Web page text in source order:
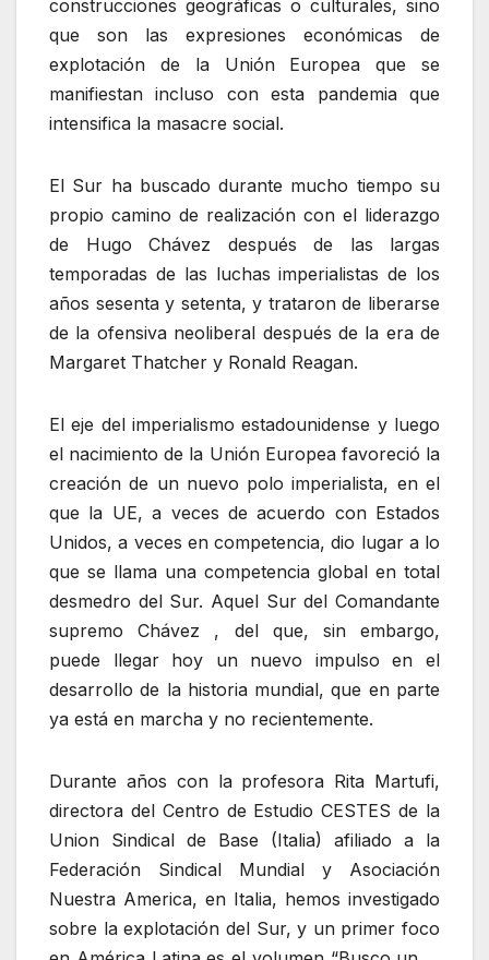
construcciones geográficas o culturales, sino
que son las expresiones económicas de
explotación de la Unión Europea que se
manifiestan incluso con esta pandemia que
intensifica la masacre social.
El Sur ha buscado durante mucho tiempo su
propio camino de realización con el liderazgo
de Hugo Chávez después de las largas
temporadas de las luchas imperialistas de los
años sesenta y setenta, y trataron de liberarse
de la ofensiva neoliberal después de la era de
Margaret Thatcher y Ronald Reagan.
El eje del imperialismo estadounidense y luego
el nacimiento de la Unión Europea favoreció la
creación de un nuevo polo imperialista, en el
que la UE, a veces de acuerdo con Estados
Unidos, a veces en competencia, dio lugar a lo
que se llama una competencia global en total
desmedro del Sur. Aquel Sur del Comandante
supremo Chávez , del que, sin embargo,
puede llegar hoy un nuevo impulso en el
desarrollo de la historia mundial, que en parte
ya está en marcha y no recientemente.
Durante años con la profesora Rita Martufi,
directora del Centro de Estudio CESTES de la
Union Sindical de Base (Italia) afiliado a la
Federación Sindical Mundial y Asociación
Nuestra America, en Italia, hemos investigado
sobre la explotación del Sur, y un primer foco